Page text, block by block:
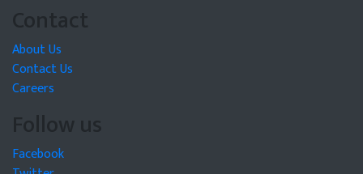
Contact
About Us
Contact Us
Careers
Follow us
Facebook